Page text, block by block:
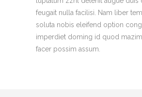
feugait nulla facilisi. Nam liber
soluta nobis eleifend option
imperdiet doming id quod
facer possim assum.